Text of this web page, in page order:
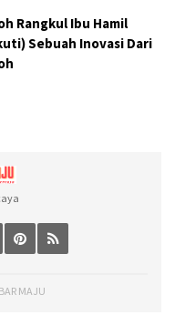
Rangkul Ibu Hamil
Sebuah Inovasi Dari
MAJU